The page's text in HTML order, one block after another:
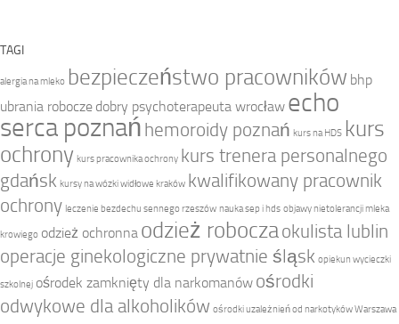
TAGI
alergia na mleko bezpieczeństwo pracowników bhp
ubrania robocze dobry psychoterapeuta wrocław echo
serca poznań hemoroidy poznań kurs na HDS kurs
ochrony kurs pracownika ochrony kurs trenera personalnego
gdańsk kursy na wózki widłowe kraków kwalifikowany pracownik
ochrony leczenie bezdechu sennego rzeszów nauka sep i hds objawy nietolerancji mleka
krowiego odzież ochronna odzież roboczaokulista lublin
operacje ginekologiczne prywatnie śląsk opiekun wycieczki
szkolnej ośrodek zamknięty dla narkomanów ośrodki
odwykowe dla alkoholików ośrodki uzależnień od narkotyków Warszawa